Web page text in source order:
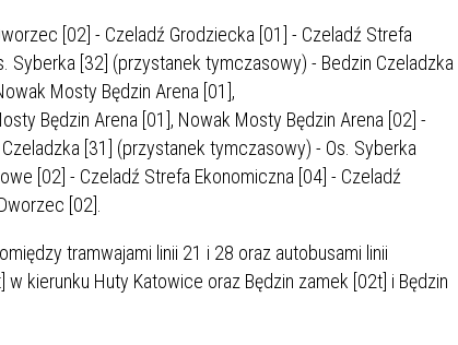
XV EDYCJA
O NAGRODĘ
KOMISJI
ZA
PRACĘ DOKTORSKĄ Z
FINANSOWEGO
KATOWICE OTWIERAJĄ
CENTRUM ZARZĄDZANIA
RUCHEM
[02] - Czeladź Grodziecka [01] - Czeladź Strefa
Syberka [32] (przystanek tymczasowy) - Bedzin Czeladzka
Mosty Będzin Arena [01],
Będzin Arena [01], Nowak Mosty Będzin Arena [02] -
[31] (przystanek tymczasowy) - Os. Syberka
[02] - Czeladź Strefa Ekonomiczna [04] - Czeladź
[02].
tramwajami linii 21 i 28 oraz autobusami linii
kierunku Huty Katowice oraz Będzin zamek [02t] i Będzin